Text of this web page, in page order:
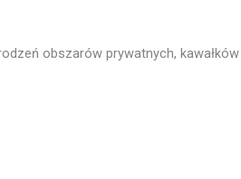
obszarów prywatnych, kawałków